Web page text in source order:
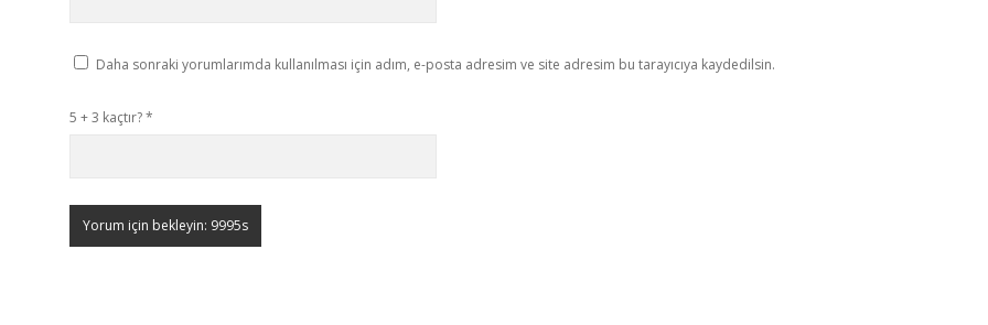
Daha sonraki yorumlarımda kullanılması için adım, e-posta adresim ve site adresim bu tarayıcıya kaydedilsin.
5 + 3 kaçtır?*